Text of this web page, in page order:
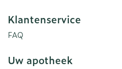
Klantenservice
FAQ
Uw apotheek